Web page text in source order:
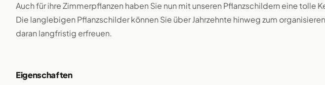
Auch für ihre Zimmerpflanzen haben Sie nun mit unseren Pflanzschildern eine tolle
Die langlebigen Pflanzschilder können Sie über Jahrzehnte hinweg zum
daran langfristig erfreuen.
Eigenschaften